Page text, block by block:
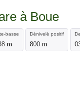
à Boue
basse
m
Dénivelé positif
800 m